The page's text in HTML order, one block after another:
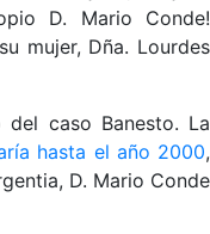
D. Mario Conde!
mujer, Dña. Lourdes
del caso Banesto. La
hasta el año 2000,
D. Mario Conde